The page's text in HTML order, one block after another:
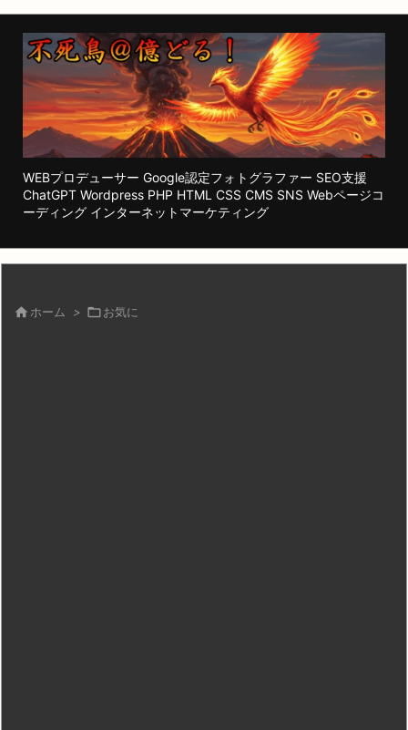
WEBプロデューサー Google認定フォトグラファー SEO支援
ChatGPT Wordpress PHP HTML CSS CMS SNS Webページコ
ーディング インターネットマーケティング
 ホーム > お気に